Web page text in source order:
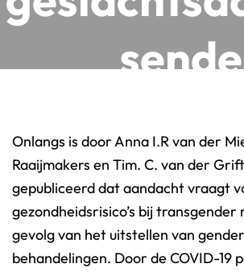
sende
ByTransvisie
13 juni 2020
Onlangs is door Anna I.R van der
Raaijmakers en Tim. C. van der
gepubliceerd dat aandacht vraagt
gezondheidsrisico’s bij transgender
gevolg van het uitstellen van
behandelingen. Door de COVID-19